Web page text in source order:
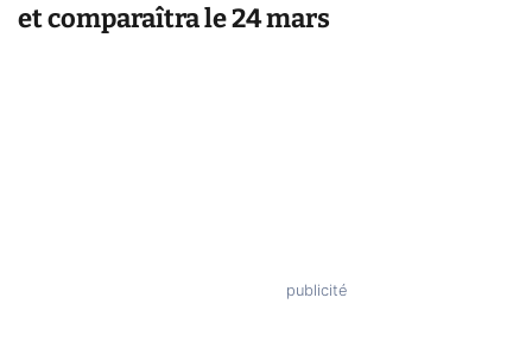
et comparaîtra le 24 mars